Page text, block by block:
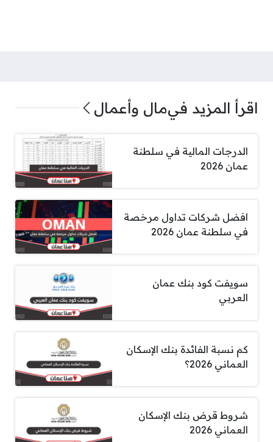
اقرأ المزيد فيمال وأعمال
الدرجات المالية في سلطنة
عمان 2026
افضل شركات تداول مرخصة
في سلطنة عمان 2026
سويفت كود بنك عمان
العربي
كم نسبة الفائدة بنك الإسكان
العماني 2026؟
شروط قرض بنك الإسكان
العماني 2026